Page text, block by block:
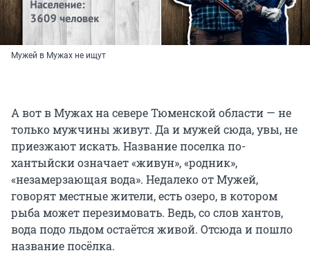
Мужей в Мужах не ищут
А вот в Мужах на севере Тюменской области — не
только мужчины живут. Да и мужей сюда, увы, не
приезжают искать. Название поселка по-
хантыйски означает «живун», «родник»,
«незамерзающая вода». Недалеко от Мужей,
говорят местные жители, есть озеро, в котором
рыба может перезимовать. Ведь, со слов хантов,
вода подо льдом остаётся живой. Отсюда и пошло
название посёлка.